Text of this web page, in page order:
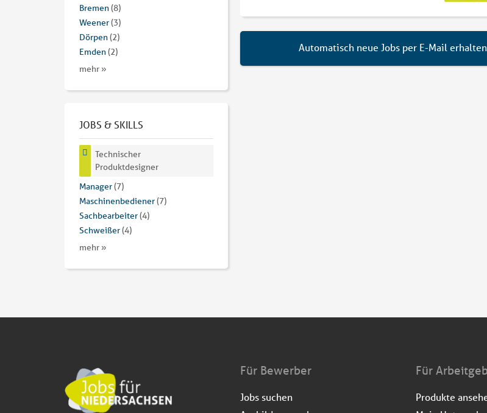
Automatisch neue Jobs per E-Mail
Bremen(8)
Weener(3)
Dörpen(2)
Emden(2)
mehr »
JOBS & SKILLS
Technischer
Produktdesigner
Manager(7)
Maschinenbediener(7)
Sachbearbeiter(4)
Schweißer(4)
mehr »
Für Bewerber
Jobs suchen
Für
Produkte